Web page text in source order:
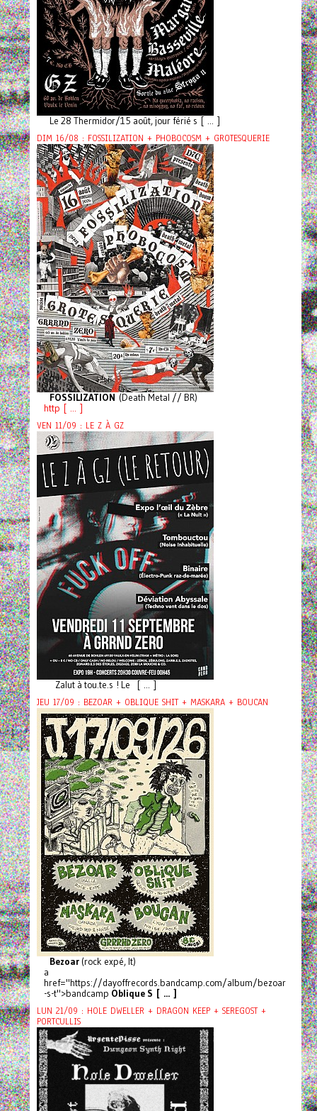
Le 28 Thermidor/15 août, jour férié s [ ... ]
DIM 16/08 : FOSSILIZATION + PHOBOCOSM + GROTESQUERIE
FOSSILIZATION (Death Metal // BR)
http [ ... ]
VEN 11/09 : LE Z À GZ
Zalut à tou.te.s ! Le [ ... ]
JEU 17/09 : BEZOAR + OBLIQUE SHIT + MASKARA + BOUCAN
Bezoar(rock expé, It)
a
href="https://dayoffrecords.bandcamp.com/album/bezoar
-s-t">bandcamp Oblique S [ ... ]
LUN 21/09 : HOLE DWELLER + DRAGON KEEP + SEREGOST +
PORTCULLIS